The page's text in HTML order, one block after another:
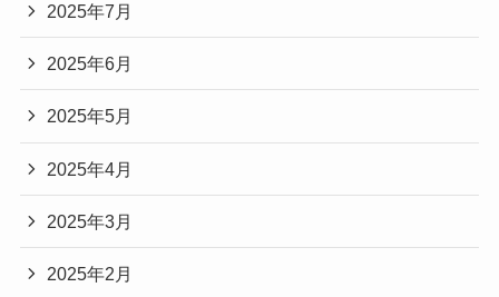
2025年7月
2025年6月
2025年5月
2025年4月
2025年3月
2025年2月